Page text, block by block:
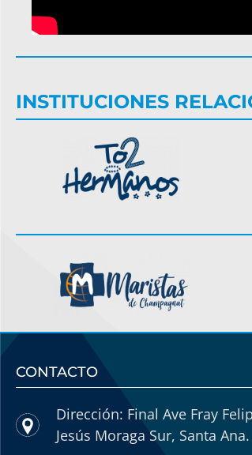
INSTITUCIONES
CONTACTO
Dirección: Final Ave Fray
Jesús Moraga Sur, Santa Ana.